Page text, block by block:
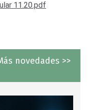
11.20.pdf
novedades >>